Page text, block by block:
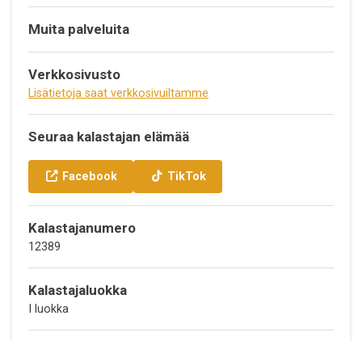
Muita palveluita
Verkkosivusto
Lisätietoja saat verkkosivuiltamme
Seuraa kalastajan elämää
Facebook TikTok
Kalastajanumero
12389
Kalastajaluokka
I luokka